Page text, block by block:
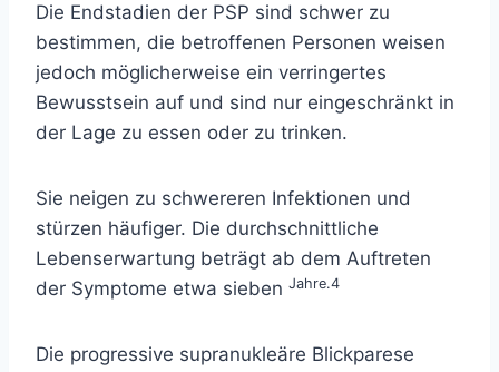
Die Endstadien der PSP sind schwer zu
bestimmen, die betroffenen Personen weisen
jedoch möglicherweise ein verringertes
Bewusstsein auf und sind nur eingeschränkt in
der Lage zu essen oder zu trinken.
Sie neigen zu schwereren Infektionen und
stürzen häufiger. Die durchschnittliche
Lebenserwartung beträgt ab dem Auftreten
der Symptome etwa sieben Jahre.4
Die progressive supranukleäre Blickparese